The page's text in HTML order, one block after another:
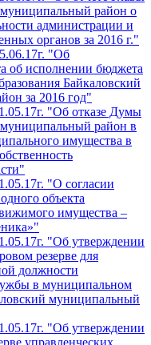
район о
администрации и
органов за 2016 г."
"Об
об исполнении бюджета
Байкаловский
за 2016 год"
"Об отказе Думы
район в
имущества в
"О согласии
объекта
имущества –
"Об утверждении
резерве для
должности
в муниципальном
муниципальный
"Об утверждении
управленческих